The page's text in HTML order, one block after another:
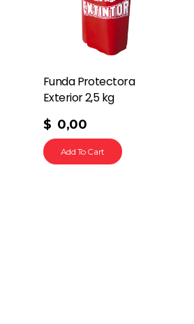
Funda Protectora
Exterior 2,5 kg
$ 0,00
Add To Cart